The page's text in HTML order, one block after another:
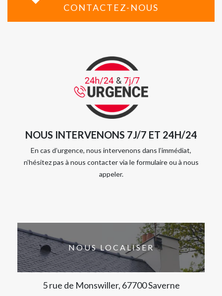
CONTACTEZ-NOUS
NOUS INTERVENONS 7J/7 ET 24H/24
En cas d’urgence, nous intervenons dans l’immédiat,
n’hésitez pas à nous contacter via le formulaire ou à nous
appeler.
NOUS LOCALISER
5 rue de Monswiller, 67700 Saverne